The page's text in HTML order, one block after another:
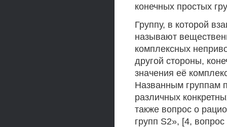
конечных простых
Группу, в которой
называют
комплексных
другой стороны,
значения её
Названным группам
различных
также вопрос о
групп S2», [4,